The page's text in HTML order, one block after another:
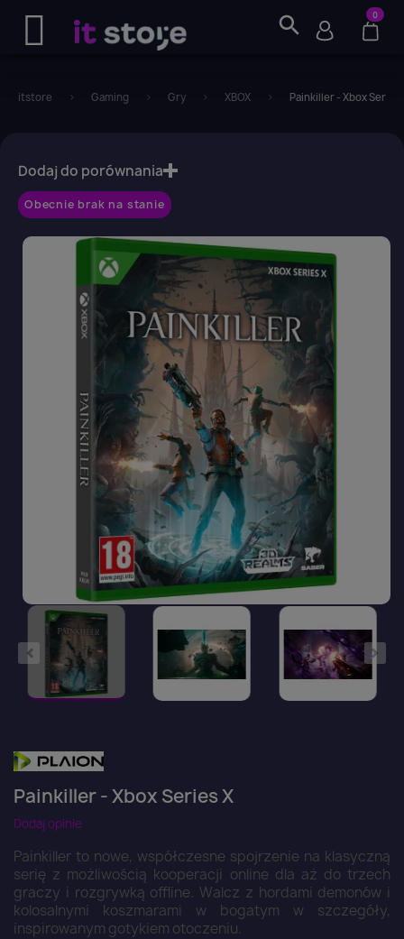
search 0
itstore Gaming Gry XBOX Painkiller - Xbox Series
Obecnie brak na stanie
Painkiller - Xbox Series X
Dodaj opinie
Painkiller to nowe, współczesne spojrzenie na klasyczną
serię z możliwością kooperacji online dla aż do trzech
graczy i rozgrywką offline. Walcz z hordami demonów i
kolosalnymi koszmarami w bogatym w szczegóły,
inspirowanym gotykiem otoczeniu.
Dodaj do porównania